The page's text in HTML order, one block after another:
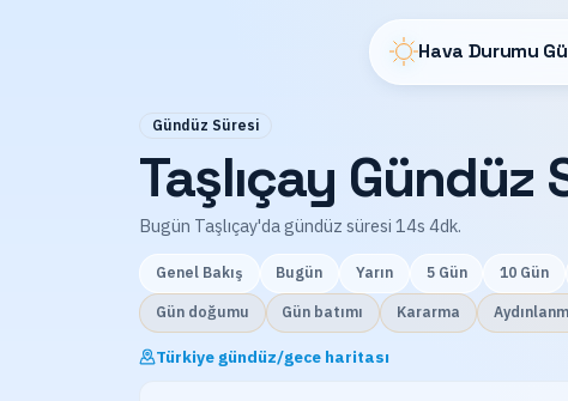
Hava Durumu
Gündüz Süresi
Taşlıçay Gündüz
Bugün Taşlıçay'da gündüz süresi 14s 4dk.
Genel Bakış Bugün Yarın 5 Gün 10 Gün
Gün doğumu Gün batımı Kararma
Türkiye gündüz/gece haritası